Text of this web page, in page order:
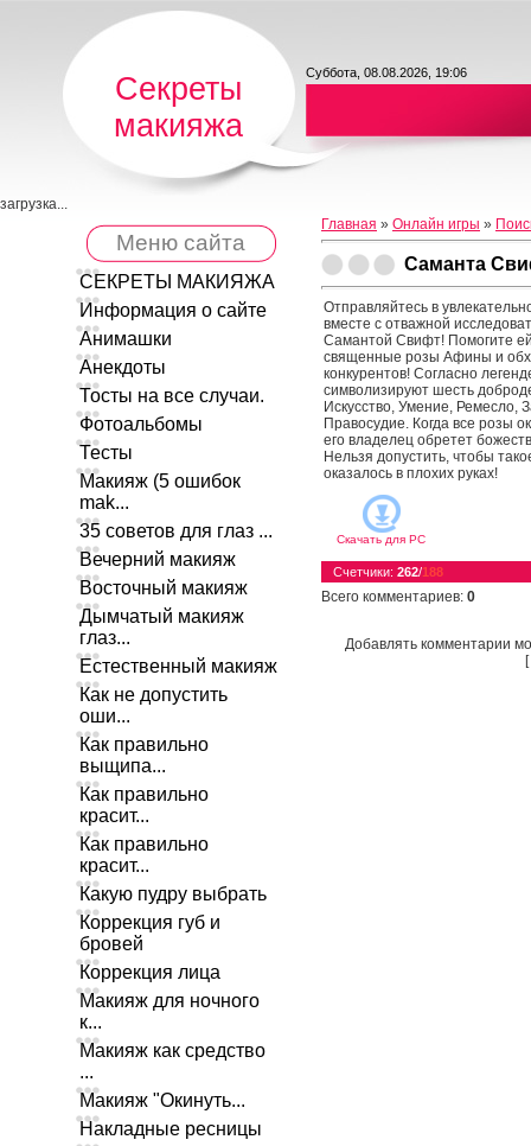
Секреты
макияжа
Суббота, 08.08.2026, 19:06
загрузка...
Меню сайта
СЕКРЕТЫ МАКИЯЖА
Информация о сайте
Анимашки
Анекдоты
Тосты на все случаи.
Фотоальбомы
Тесты
Макияж (5 ошибок
mak...
35 советов для глаз ...
Вечерний макияж
Восточный макияж
Дымчатый макияж
глаз...
Естественный макияж
Как не допустить
оши...
Как правильно
выщипа...
Как правильно
красит...
Как правильно
красит...
Какую пудру выбрать
Коррекция губ и
бровей
Коррекция лица
Макияж для ночного
к...
Макияж как средство
...
Макияж "Окинуть...
Накладные ресницы
Главная » Онлайн игры »
Саманта
Отправляйтесь в
вместе с отважной
Самантой Свифт! Помогите
священные розы Афины и
конкурентов! Согласно
символизируют шесть
Искусство, Умение, Ремесло,
Правосудие. Когда все розы
его владелец обретет
Нельзя допустить, чтобы
оказалось в плохих руках!
Скачать для PC
Счетчики: 262/188
Всего комментариев: 0
Добавлять комментарии
[